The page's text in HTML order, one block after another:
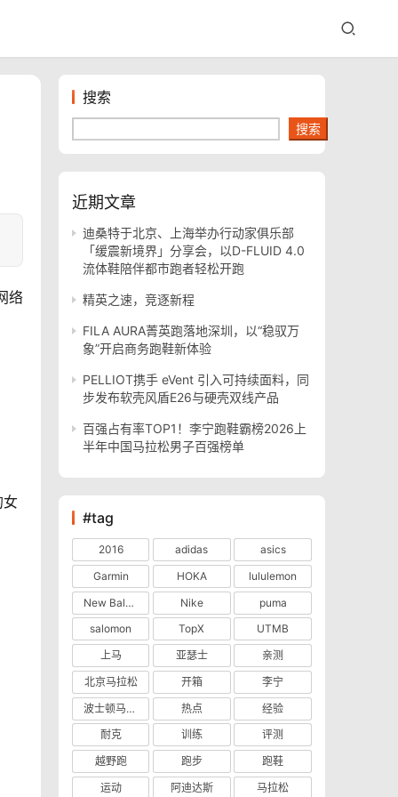
络
女
搜索
搜索
近期文章
迪桑特于北京、上海举办行动家俱乐部
「缓震新境界」分享会，以D-FLUID 4.0
流体鞋陪伴都市跑者轻松开跑
精英之速，竞逐新程
FILA AURA菁英跑落地深圳，以“稳驭万
象”开启商务跑鞋新体验
PELLIOT携手 eVent 引入可持续面料，同
步发布软壳风盾E26与硬壳双线产品
百强占有率TOP1！李宁跑鞋霸榜2026上
半年中国马拉松男子百强榜单
#tag
2016 adidas
asics
Garmin
HOKA
lululemon
New Balance
Nike
puma
salomon
TopX
UTMB
上马
亚瑟士
亲测
北京马拉松
开箱
李宁
波士顿马拉松
热点
经验
耐克
训练
评测
越野跑
跑步
跑鞋
运动
阿迪达斯 马拉松